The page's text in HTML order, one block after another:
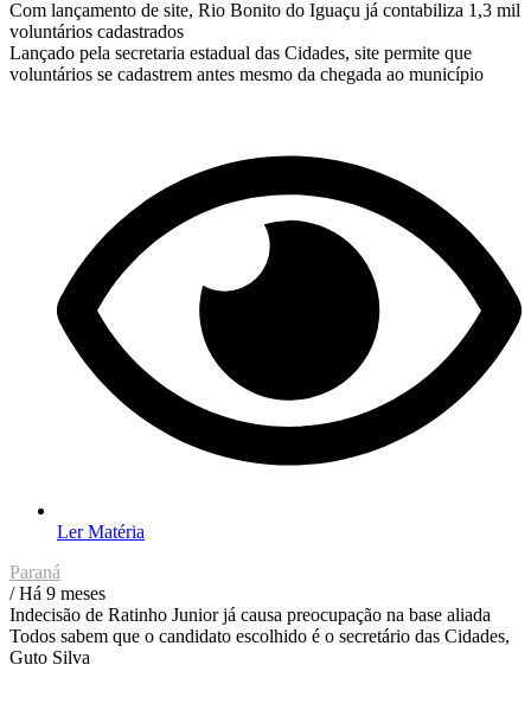
Com lançamento de site, Rio Bonito do Iguaçu já contabiliza 1,3 mil
voluntários cadastrados
Lançado pela secretaria estadual das Cidades, site permite que
voluntários se cadastrem antes mesmo da chegada ao município
Ler Matéria
Paraná
/ Há 9 meses
Indecisão de Ratinho Junior já causa preocupação na base aliada
Todos sabem que o candidato escolhido é o secretário das Cidades,
Guto Silva